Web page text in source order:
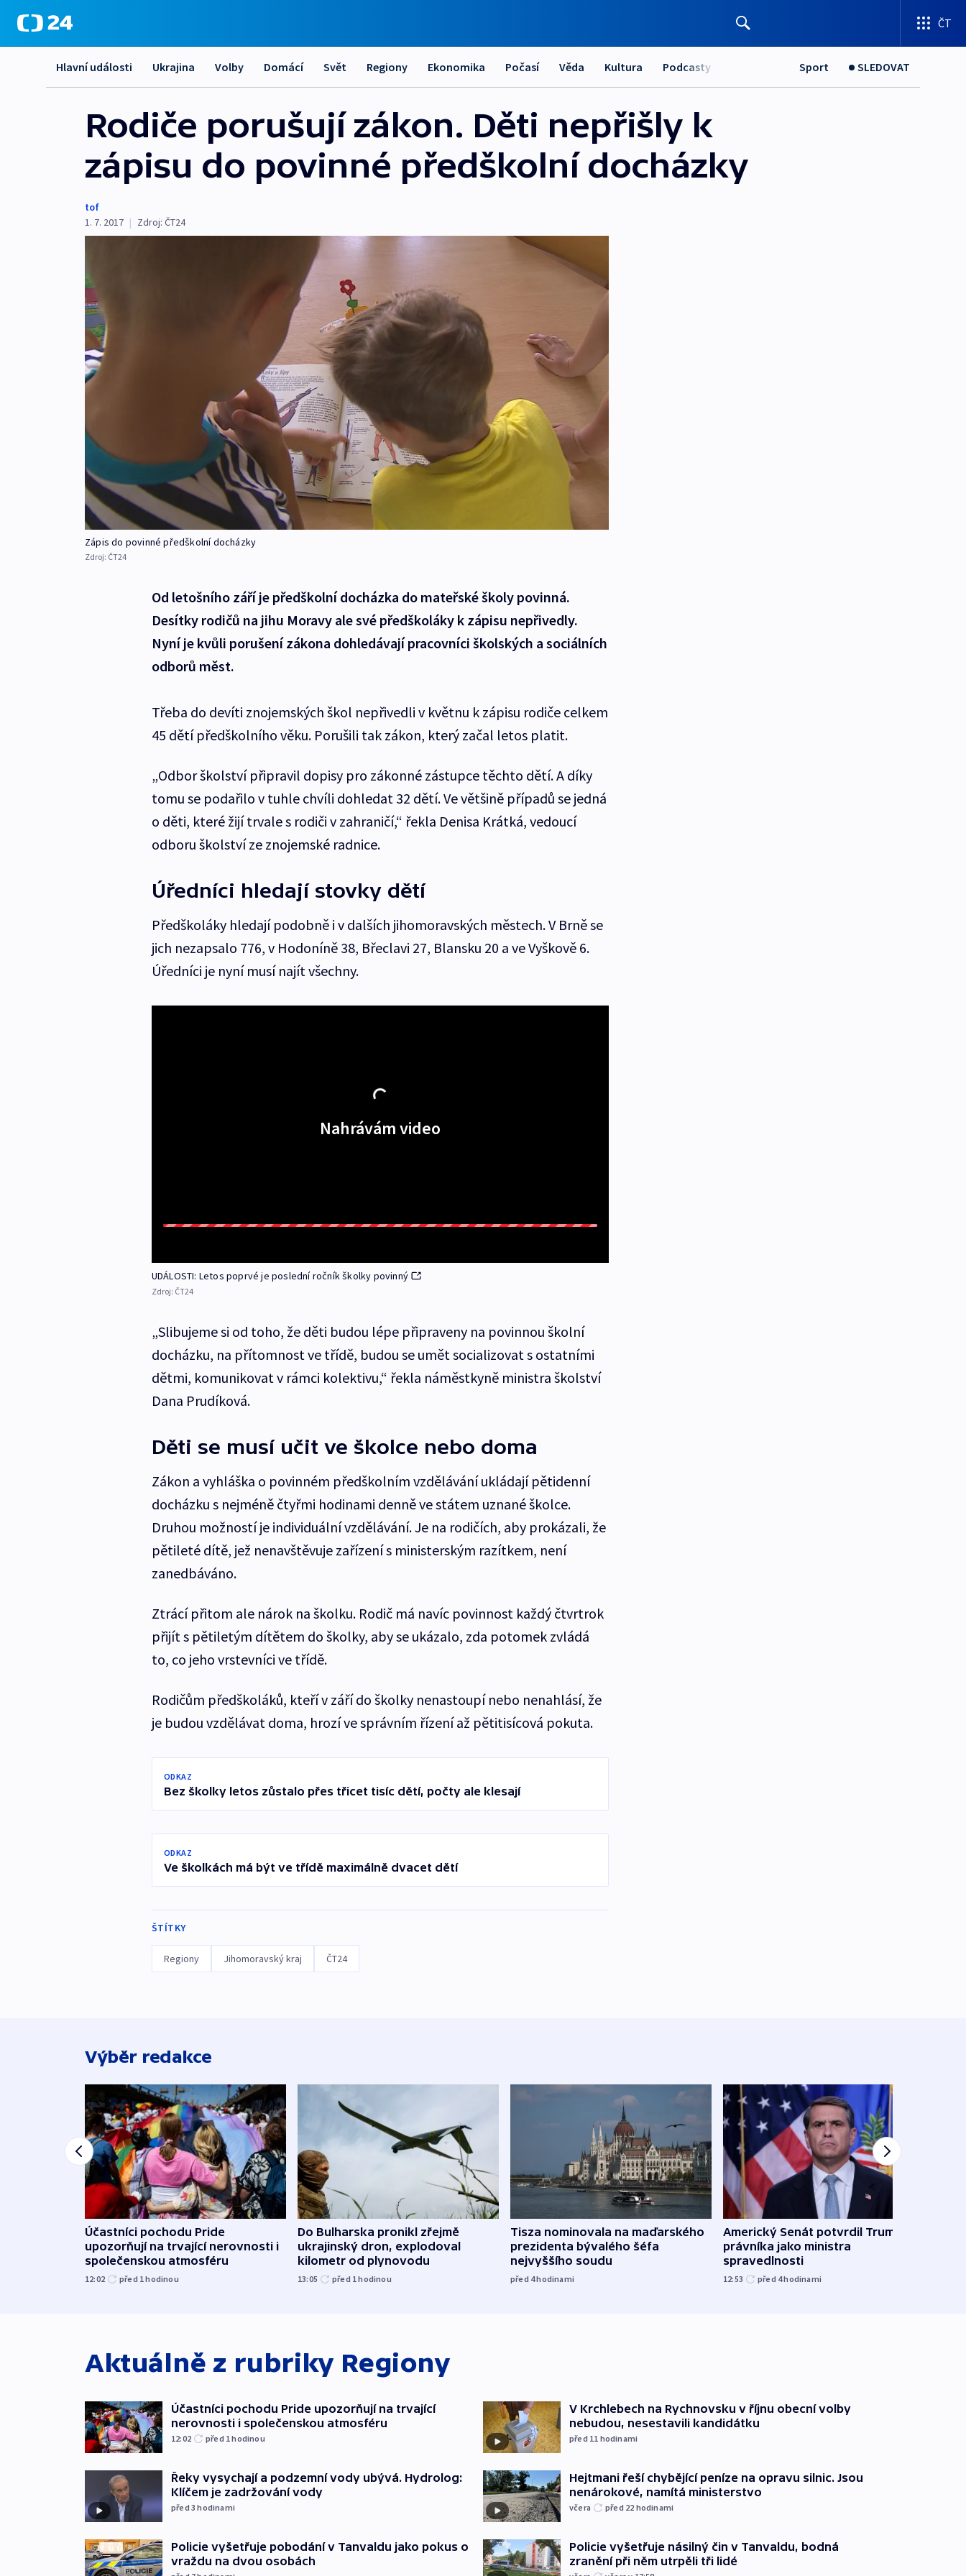
ČT
Hlavní události Ukrajina Volby Domácí Svět Regiony Ekonomika Počasí Věda Kultura Podcasty Sport SLEDOVAT
Rodiče porušují zákon. Děti nepřišly k
zápisu do povinné předškolní docházky
tof
1. 7. 2017 | Zdroj: ČT24
Zápis do povinné předškolní docházky
Zdroj: ČT24
Od letošního září je předškolní docházka do mateřské školy povinná.
Desítky rodičů na jihu Moravy ale své předškoláky k zápisu nepřivedly.
Nyní je kvůli porušení zákona dohledávají pracovníci školských a sociálních
odborů měst.
Třeba do devíti znojemských škol nepřivedli v květnu k zápisu rodiče celkem
45 dětí předškolního věku. Porušili tak zákon, který začal letos platit.
„Odbor školství připravil dopisy pro zákonné zástupce těchto dětí. A díky
tomu se podařilo v tuhle chvíli dohledat 32 dětí. Ve většině případů se jedná
o děti, které žijí trvale s rodiči v zahraničí,“ řekla Denisa Krátká, vedoucí
odboru školství ze znojemské radnice.
Úředníci hledají stovky dětí
Předškoláky hledají podobně i v dalších jihomoravských městech. V Brně se
jich nezapsalo 776, v Hodoníně 38, Břeclavi 27, Blansku 20 a ve Vyškově 6.
Úředníci je nyní musí najít všechny.
Nahrávám video
UDÁLOSTI: Letos poprvé je poslední ročník školky povinný
Zdroj: ČT24
„Slibujeme si od toho, že děti budou lépe připraveny na povinnou školní
docházku, na přítomnost ve třídě, budou se umět socializovat s ostatními
dětmi, komunikovat v rámci kolektivu,“ řekla náměstkyně ministra školství
Dana Prudíková.
Děti se musí učit ve školce nebo doma
Zákon a vyhláška o povinném předškolním vzdělávání ukládají pětidenní
docházku s nejméně čtyřmi hodinami denně ve státem uznané školce.
Druhou možností je individuální vzdělávání. Je na rodičích, aby prokázali, že
pětileté dítě, jež nenavštěvuje zařízení s ministerským razítkem, není
zanedbáváno.
Ztrácí přitom ale nárok na školku. Rodič má navíc povinnost každý čtvrtrok
přijít s pětiletým dítětem do školky, aby se ukázalo, zda potomek zvládá
to, co jeho vrstevníci ve třídě.
Rodičům předškoláků, kteří v září do školky nenastoupí nebo nenahlásí, že
je budou vzdělávat doma, hrozí ve správním řízení až pětitisícová pokuta.
ODKAZ
Bez školky letos zůstalo přes třicet tisíc dětí, počty ale klesají
ODKAZ
Ve školkách má být ve třídě maximálně dvacet dětí
ŠTÍTKY
Regiony Jihomoravský kraj ČT24
Výběr redakce
Účastníci pochodu Pride
upozorňují na trvající nerovnosti i
společenskou atmosféru
12:02 před 1hodinou
Do Bulharska pronikl zřejmě
ukrajinský dron, explodoval
kilometr od plynovodu
13:05 před 1hodinou
Tisza nominovala na maďarského
prezidenta bývalého šéfa
nejvyššího soudu
před 4hodinami
Americký Senát potvrdil Trumpova
právníka jako ministra
spravedlnosti
12:53 před 4hodinami
Aktuálně z rubriky Regiony
Účastníci pochodu Pride upozorňují na trvající
nerovnosti i společenskou atmosféru
12:02 před 1hodinou
Řeky vysychají a podzemní vody ubývá. Hydrolog:
Klíčem je zadržování vody
před 3hodinami
Policie vyšetřuje pobodání v Tanvaldu jako pokus o
vraždu na dvou osobách
V Krchlebech na Rychnovsku v říjnu obecní volby
nebudou, nesestavili kandidátku
před 11 hodinami
Hejtmani řeší chybějící peníze na opravu silnic. Jsou
nenárokové, namítá ministerstvo
včera před 22 hodinami
Policie vyšetřuje násilný čin v Tanvaldu, bodná
zranění při něm utrpěli tři lidé